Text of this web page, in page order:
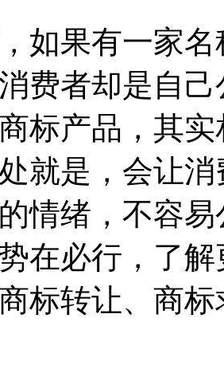
如果有一家
费者却是自
标产品，其
就是，会让
情绪，不容
在必行，了
标转让、商